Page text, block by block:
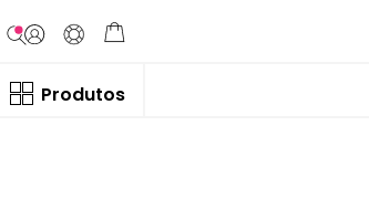
Produtos